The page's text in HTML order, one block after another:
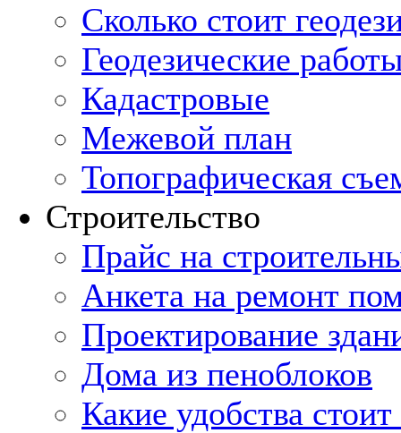
Cколько стоит
Геодезические
Кадастровые
Межевой план
Топографическая
Строительство
Прайс на
Анкета на ремонт
Проектирование
Дома из пеноблоков
Какие удобства